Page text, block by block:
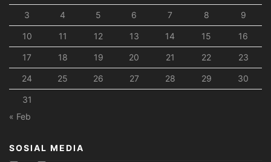
3 4 5 6 7 8 9
10 11 12 13 14 15 16
17 18 19 20 21 22 23
24 25 26 27 28 29 30
31
« Feb
SOSIAL MEDIA